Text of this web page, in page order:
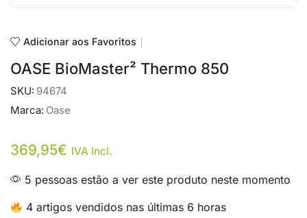
Adicionar aos Favoritos
OASE BioMaster² Thermo 850
SKU: 94674
Marca: Oase
369,95€ IVA Incl.
5 pessoas estão a ver este produto neste momento
4 artigos vendidos nas últimas 6 horas